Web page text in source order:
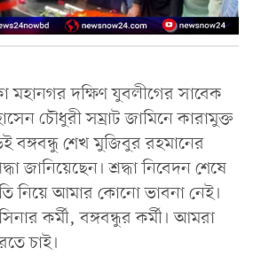
মহানগর দক্ষিণ যুবলীগের সাবেক
চৌধুরী সম্রাট জামিনে কারামুক্ত
বঙ্গবন্ধু শেখ মুজিবুর রহমানের
জানিয়েছেন। শ্রদ্ধা নিবেদন শেষে
নিয়ে আমার কোনো ভাবনা নেই।
কর্মী, বঙ্গবন্ধুর কর্মী। আমরা
চাই।